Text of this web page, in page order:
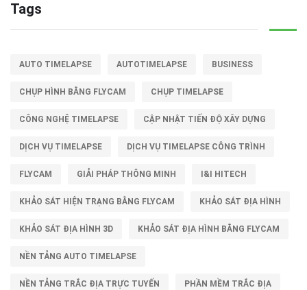
Tags
AUTO TIMELAPSE AUTOTIMELAPSE BUSINESS
CHỤP HÌNH BẰNG FLYCAM CHỤP TIMELAPSE
CÔNG NGHỆ TIMELAPSE CẬP NHẬT TIẾN ĐỘ XÂY DỰNG
DỊCH VỤ TIMELAPSE DỊCH VỤ TIMELAPSE CÔNG TRÌNH
FLYCAM GIẢI PHÁP THÔNG MINH I&I HITECH
KHẢO SÁT HIỆN TRẠNG BẰNG FLYCAM KHẢO SÁT ĐỊA HÌNH
KHẢO SÁT ĐỊA HÌNH 3D KHẢO SÁT ĐỊA HÌNH BẰNG FLYCAM
NỀN TẢNG AUTO TIMELAPSE
NỀN TẢNG TRẮC ĐỊA TRỰC TUYẾN PHẦN MỀM TRẮC ĐỊA